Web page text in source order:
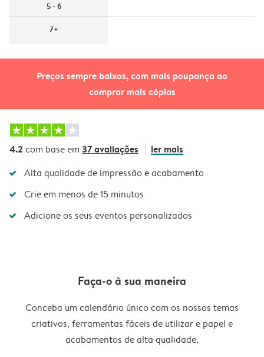
Preços sempre baixos, com mais poupança ao
comprar mais cópias
5 - 6
7+
4.2 com base em 37 avaliações ler mais
Alta qualidade de impressão e acabamento
Crie em menos de 15 minutos
Adicione os seus eventos personalizados
Faça-o à sua maneira
Conceba um calendário único com os nossos temas
criativos, ferramentas fáceis de utilizar e papel e
acabamentos de alta qualidade.